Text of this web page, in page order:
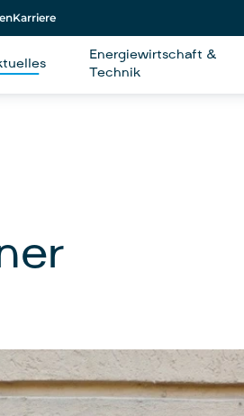
Karriere
Energiewirtschaft &
Technik